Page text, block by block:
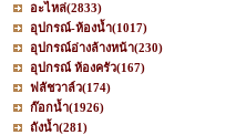
อะไหล่(2833)
อุปกรณ์-ห้องน้ำ(1017)
อุปกรณ์อ่างล้างหน้า(230)
อุปกรณ์ ห้องครัว(167)
ฟลัชวาล์ว(174)
ก๊อกน้ำ(1926)
ถังน้ำ(281)